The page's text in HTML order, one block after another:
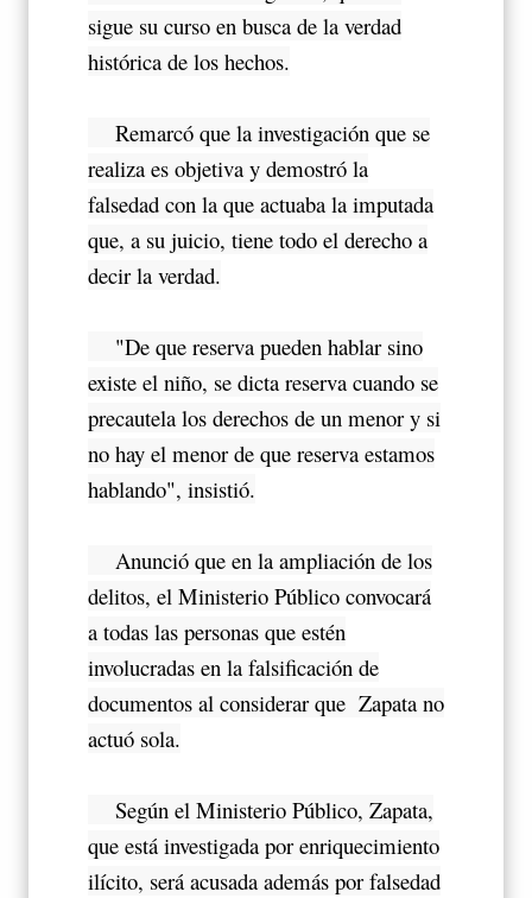
sigue su curso en busca de la verdad
histórica de los hechos.
Remarcó que la investigación que se
realiza es objetiva y demostró la
falsedad con la que actuaba la imputada
que, a su juicio, tiene todo el derecho a
decir la verdad.
"De que reserva pueden hablar sino
existe el niño, se dicta reserva cuando se
precautela los derechos de un menor y si
no hay el menor de que reserva estamos
hablando", insistió.
Anunció que en la ampliación de los
delitos, el Ministerio Público convocará
a todas las personas que estén
involucradas en la falsificación de
documentos al considerar que Zapata no
actuó sola.
Según el Ministerio Público, Zapata,
que está investigada por enriquecimiento
ilícito, será acusada además por falsedad